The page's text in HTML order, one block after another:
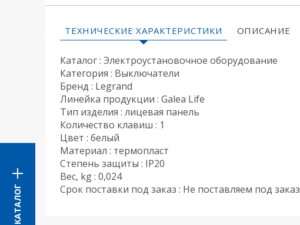
КАТАЛОГ
ТЕХНИЧЕСКИЕ ХАРАКТЕРИСТИКИ ОПИСАНИЕ
Каталог : Электроустановочное оборудование
Категория : Выключатели
Бренд : Legrand
Линейка продукции : Galea Life
Тип изделия : лицевая панель
Количество клавиш : 1
Цвет : белый
Материал : термопласт
Степень защиты : IP20
Вес, kg : 0,024
Срок поставки под заказ : Не поставляем под заказ